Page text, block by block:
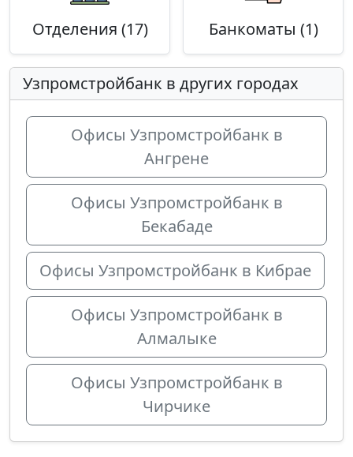
Отделения (17) Банкоматы (1)
Узпромстройбанк в других городах
Офисы Узпромстройбанк в
Ангрене
Офисы Узпромстройбанк в
Бекабаде
Офисы Узпромстройбанк в Кибрае
Офисы Узпромстройбанк в
Алмалыке
Офисы Узпромстройбанк в
Чирчике